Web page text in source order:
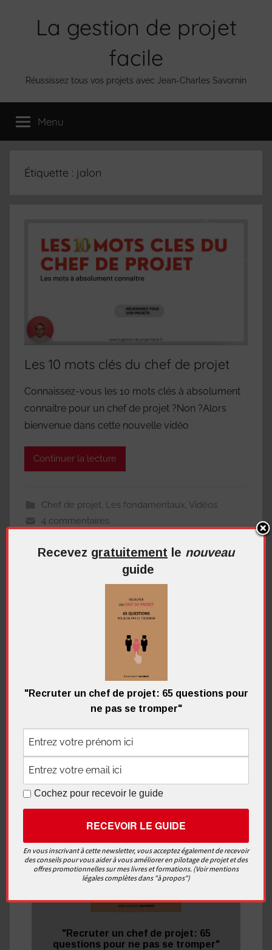
La gestion de projet
facile
Réussissez tous vos projets avec Jean-Charles Savornin
Menu
Étiquette : jalon
Les 10 mots clés du chef de projet
Connaissez-vous les 10 mots clés à absolument
connaitre pour un chef de projet ?Non ?Alors
bienvenue dans cette nouvelle vidéo
Continuer la lecture
Chef de projet, Les fondamentaux, Vidéos
4 commentaires
Me contacter
Recevez gratuitement
nouveauguide
"Recruter un chef de projet: 65
questions pour ne pas se tromper"
Recevez gratuitement le nouveau
guide
"Recruter un chef de projet: 65 questions pour
ne pas se tromper"
Cochez pour recevoir le guide
En vous inscrivant à cette newsletter, vous acceptez également de recevoir
des conseils pour vous aider à vous améliorer en pilotage de projet et des
offres promotionnelles sur mes livres et formations. (Voir mentions
légales complètes dans "à propos")